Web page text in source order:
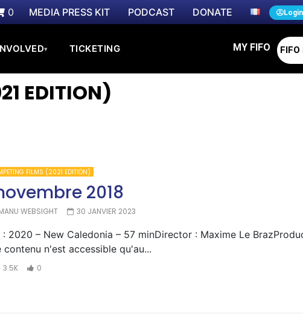
0 MEDIA PRESS KIT PODCAST DONATE
▾ TICKETING MY FIFO FIFO
EDITION)
FILMS (2021 EDITION)
2018
WEBSIGHT 30 JANVIER 2023
: 2020 – New Caledonia – 57 minDirector : Maxime Le
contenu n'est accessible qu'au...
3.5K 0